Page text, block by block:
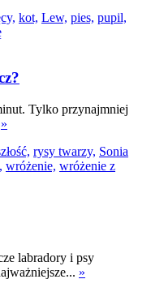
kot, Lew, pies, pupil,
Tylko przynajmniej
»
rysy twarzy, Sonia
wróżenie, wróżenie z
labradory i psy
»